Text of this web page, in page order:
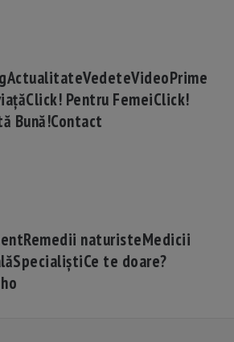
ActualitateVedeteVideoPrime
Click! Pentru FemeiClick!
Bună!Contact
Remedii naturisteMedicii
SpecialiștiCe te doare?